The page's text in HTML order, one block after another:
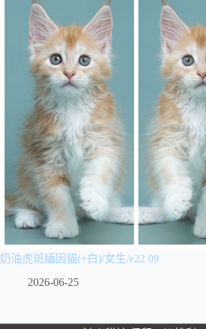
奶油虎斑緬因貓(+白)/女生/e22 09
2026-06-25